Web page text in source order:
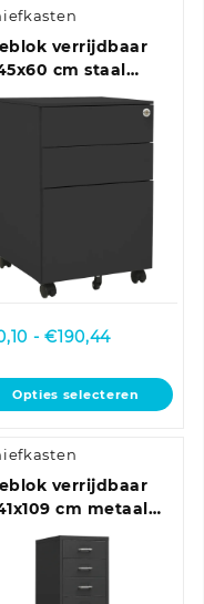
verrijdbaar
cm staal
- €190,44Prijsklasse:
tot
€190,44
Opties selecteren
verrijdbaar
cm metaal